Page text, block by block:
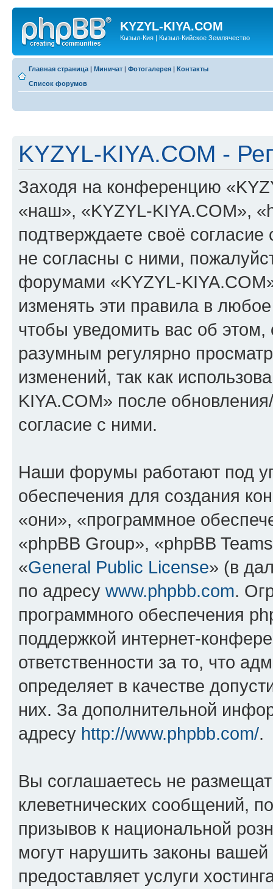
KYZYL-KIYA.COM
Кызыл-Кия | Кызыл-Кийское Землячество
Главная страница | Миничат | Фотогалерея | Контакты
Список форумов
KYZYL-KIYA.COM -
Заходя на конференцию
«наш», «KYZYL-KIYA.COM»,
подтверждаете своё
не согласны с ними,
форумами «KYZYL-
изменять эти правила в
чтобы уведомить вас об
разумным регулярно
изменений, так как
KIYA.COM» после
согласие с ними.
Наши форумы работают под
обеспечения для создания
«они», «программное
«phpBB Group», «phpBB
«General Public License» (в
по адресу www.phpbb.com.
программного обеспечения
поддержкой интернет-
ответственности за то, что
определяет в качестве
них. За дополнительной
адресу http://www.phpbb.com/.
Вы соглашаетесь не
клеветнических сообщений,
призывов к национальной
могут нарушить законы
предоставляет услуги